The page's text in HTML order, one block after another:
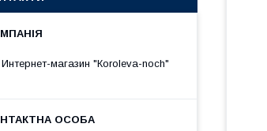
Интернет-магазин "Кoroleva-noch"